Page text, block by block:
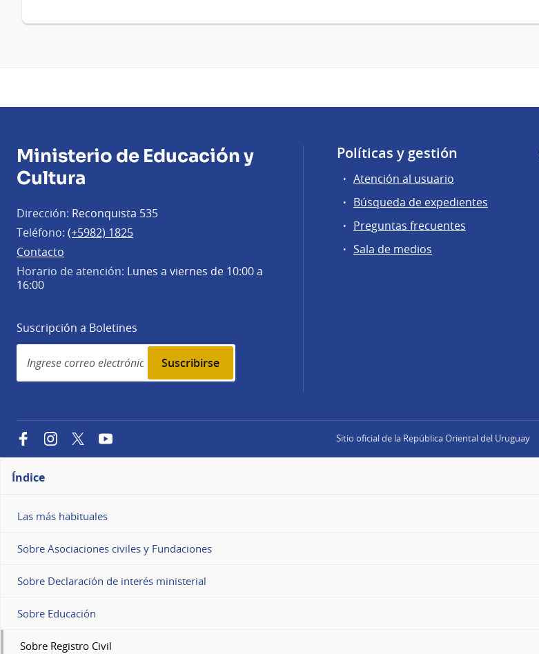
Ministerio de Educación y
Cultura
Dirección: Reconquista 535
Teléfono: (+5982) 1825
Contacto
Horario de atención: Lunes a viernes de 10:00 a
16:00
Suscripción a Boletines
Simplenews
subscription
Políticas y gestión
Atención al usuario
Búsqueda de expedientes
Preguntas frecuentes
Sala de medios
FacebookInstagramTwitterYouTube Sitio oficial de la República Oriental del Uruguay
Índice
Las más habituales
Sobre Asociaciones civiles y Fundaciones
Sobre Declaración de interés ministerial
Sobre Educación
Sobre Registro Civil